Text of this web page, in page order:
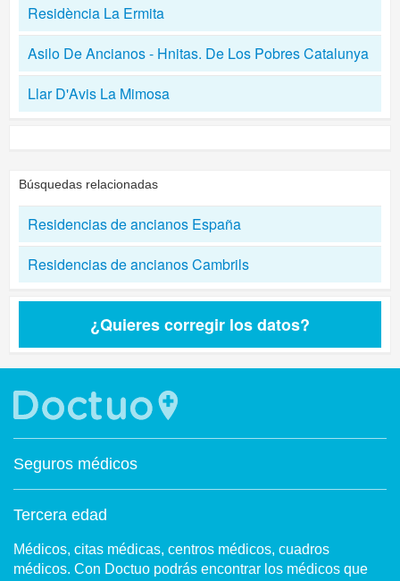
Residència La Ermita
Asilo De Ancianos - Hnitas. De Los Pobres Catalunya
Llar D'Avis La Mimosa
Búsquedas relacionadas
Residencias de ancianos España
Residencias de ancianos Cambrils
¿Quieres corregir los datos?
Seguros médicos
Tercera edad
Médicos, citas médicas, centros médicos, cuadros
médicos. Con Doctuo podrás encontrar los médicos que